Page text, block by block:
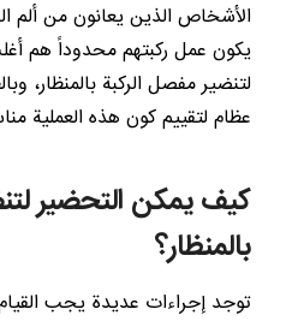
الأشخاص الذين يعانون من ألم
يكون عمل ركبتهم محدوداً هم
لتنضير مفصل الركبة بالمنظار،
عظام لتقييم كون هذه العملية
كيف يمكن التحضير
بالمنظار؟
توجد إجراءات عديدة يجب القيام